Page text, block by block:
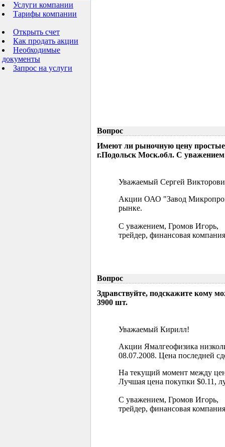
Услуги компании
Тарифы компании
Открыть счет
Как продать акции
Необходимые
документы
Запрос на услуги
Вопрос
Имеют ли рыночную цену
г.Подольск Моск.обл. С
Уважаемый Сергей
Акции ОАО "Завод
рынке.
С уважением, Громов Игорь,
трейдер, финансовая
Вопрос
Здравствуйте, подскажите кому
3900 шт.
Уважаемый Кирилл!
Акции Ямалгеофизика
08.07.2008. Цена последней
На текущий момент между
Лучшая цена покупки $0.11,
С уважением, Громов Игорь,
трейдер, финансовая